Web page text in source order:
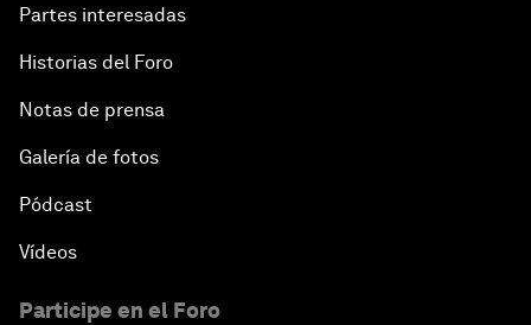
Partes interesadas
Historias del Foro
Notas de prensa
Galería de fotos
Pódcast
Vídeos
Participe en el Foro